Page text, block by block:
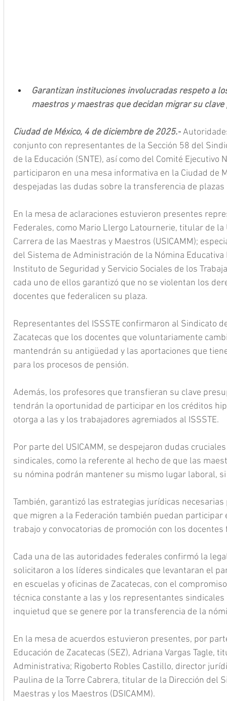
Garantizan instituciones involucradas respeto a
maestros y maestras que decidan migrar su
Ciudad de México, 4 de diciembre de 2025.-
conjunto con representantes de la Sección 58 del
de la Educación (SNTE), así como del Comité Ejecutivo
participaron en una mesa informativa en la Ciudad de
despejadas las dudas sobre la transferencia de
En la mesa de aclaraciones estuvieron presentes
Federales, como Mario Llergo Latournerie, titular de
Carrera de las Maestras y Maestros (USICAMM);
del Sistema de Administración de la Nómina Educativa
Instituto de Seguridad y Servicio Sociales de los
cada uno de ellos garantizó que no se violentan los
docentes que federalicen su plaza.
Representantes del ISSSTE confirmaron al Sindicato
Zacatecas que los docentes que voluntariamente
mantendrán su antigüedad y las aportaciones que
para los procesos de pensión.
Además, los profesores que transfieran su clave
tendrán la oportunidad de participar en los créditos
otorga a las y los trabajadores agremiados al ISSSTE.
Por parte del USICAMM, se despejaron dudas
sindicales, como la referente al hecho de que las
su nómina podrán mantener su mismo lugar laboral,
También, garantizó las estrategias jurídicas
que migren a la Federación también puedan
trabajo y convocatorias de promoción con los docentes
Cada una de las autoridades federales confirmó la
solicitaron a los líderes sindicales que levantaran el
en escuelas y oficinas de Zacatecas, con el
técnica constante a las y los representantes
inquietud que se genere por la transferencia de la
En la mesa de acuerdos estuvieron presentes, por
Educación de Zacatecas (SEZ), Adriana Vargas Tagle,
Administrativa; Rigoberto Robles Castillo, director
Paulina de la Torre Cabrera, titular de la Dirección del
Maestras y los Maestros (DSICAMM).